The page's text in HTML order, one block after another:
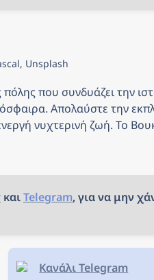
Unsplash
που συνδυάζει την
Απολαύστε την
νυχτερινή ζωή. Το
και Telegram, για να μην
Κανάλι Telegram